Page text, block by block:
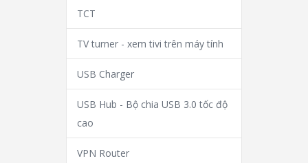
TCT
TV turner - xem tivi trên máy tính
USB Charger
USB Hub - Bộ chia USB 3.0 tốc độ
cao
VPN Router